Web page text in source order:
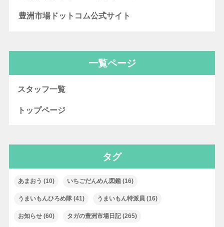
豊洲市場ドットコム公式サイト
一覧ページ
スタッフ一覧
トップページ
タグ
あまおう (10) いちごだんめん図鑑(16)
うまいもんひろめ隊(41) うまいもん特派員 (16)
お知らせ(60) タガの豊洲市場日記(265)